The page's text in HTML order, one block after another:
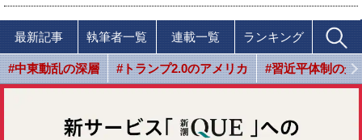
最新記事 執筆者一覧 連載一覧 ランキング
#中東動乱の深層 #トランプ2.0のアメリカ #習近平体制の光